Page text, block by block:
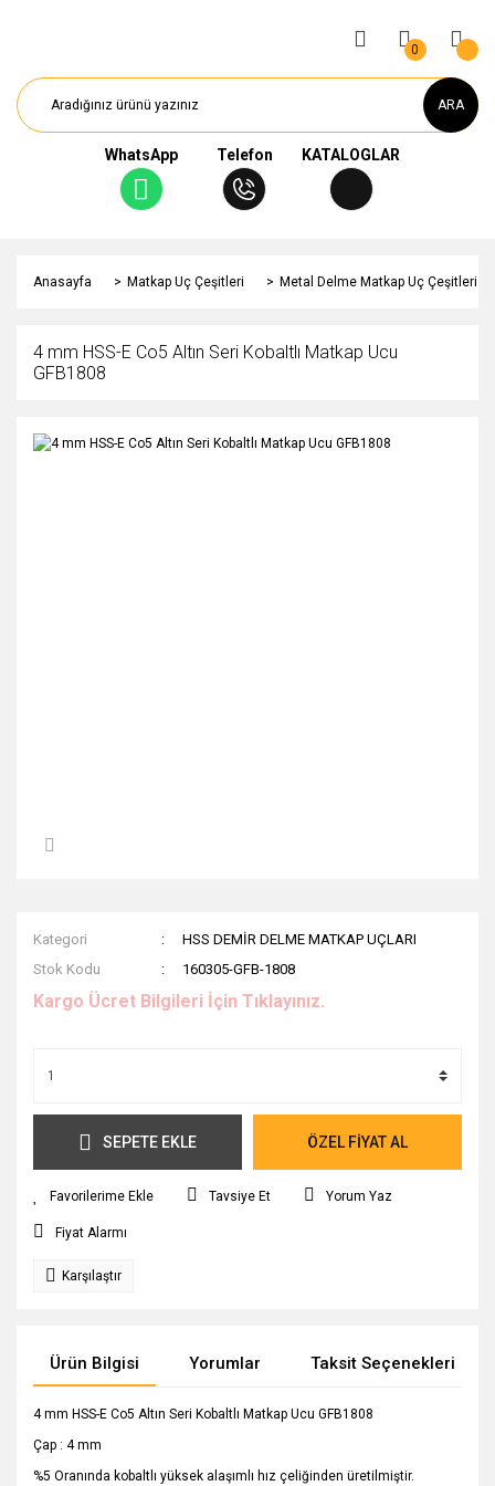
ARA
WhatsApp Telefon KATALOGLAR
0
Anasayfa Matkap Uç Çeşitleri Metal Delme Matkap Uç Çeşitleri
4 mm HSS-E Co5 Altın Seri Kobaltlı Matkap Ucu
GFB1808
Kategori
HSS DEMİR DELME MATKAP UÇLARI
Stok Kodu
160305-GFB-1808
Kargo Ücret Bilgileri İçin Tıklayınız.
SEPETE EKLE ÖZEL FİYAT AL
Tavsiye Et Yorum Yaz
Fiyat Alarmı
Karşılaştır
Ürün Bilgisi Yorumlar Taksit Seçenekleri
4 mm HSS-E Co5 Altın Seri Kobaltlı Matkap Ucu GFB1808
Çap : 4 mm
%5 Oranında kobaltlı yüksek alaşımlı hız çeliğinden üretilmiştir.